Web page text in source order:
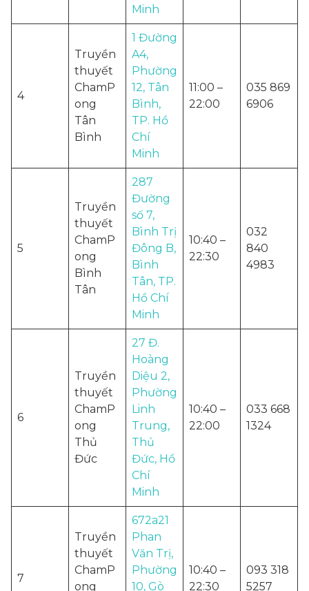
Minh
4
Truyền
thuyết
ChamP
ong
Tân
Bình
1 Đường
A4,
Phường
12, Tân
Bình,
TP. Hồ
Chí
Minh
11:00 –
22:00
035 869
6906
5
Truyền
thuyết
ChamP
ong
Bình
Tân
287
Đường
số 7,
Bình Trị
Đông B,
Bình
Tân, TP.
Hồ Chí
Minh
10:40 –
22:30
032
840
4983
6
Truyền
thuyết
ChamP
ong
Thủ
Đức
27 Đ.
Hoàng
Diệu 2,
Phường
Linh
Trung,
Thủ
Đức, Hồ
Chí
Minh
10:40 –
22:00
033 668
1324
7
Truyền
thuyết
ChamP
ong
672a21
Phan
Văn Trị,
Phường
10, Gò
10:40 –
22:30
093 318
5257